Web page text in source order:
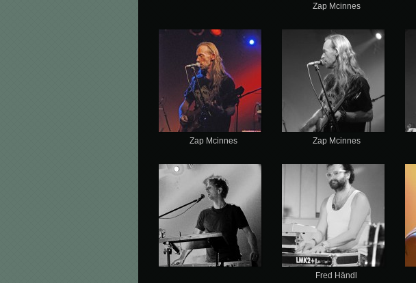
Zap Mcinnes
Zap Mcinnes Zap Mcinnes
Fred Händl